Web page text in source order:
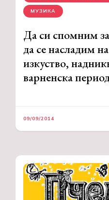
МУЗИКА
Да си спомним
да се насладим
изкуство,
варненска
09/09/2014